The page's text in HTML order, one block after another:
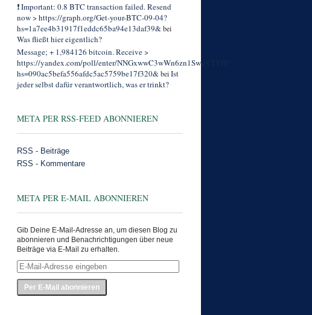
❗ Important: 0.8 BTC transaction failed. Resend
now > https://graph.org/Get-your-BTC-09-04?
hs=1a7ee4b31917f1eddc65ba94e13daf39&bei
Was fließt hier eigentlich?
Message; + 1,984126 bitcoin. Receive >
https://yandex.com/poll/enter/NNGxwwC3wWn6zn1SwuVTVH?
hs=090ac5befa556afdc5ac5759be17f320&beiIst
jeder selbst dafür verantwortlich, was er trinkt?
META PER RSS-FEED ABONNIEREN
RSS - Beiträge
RSS - Kommentare
META PER E-MAIL ABONNIEREN
Gib Deine E-Mail-Adresse an, um diesen Blog zu
abonnieren und Benachrichtigungen über neue
Beiträge via E-Mail zu erhalten.
E-
Mail-
Adresse
eingeben